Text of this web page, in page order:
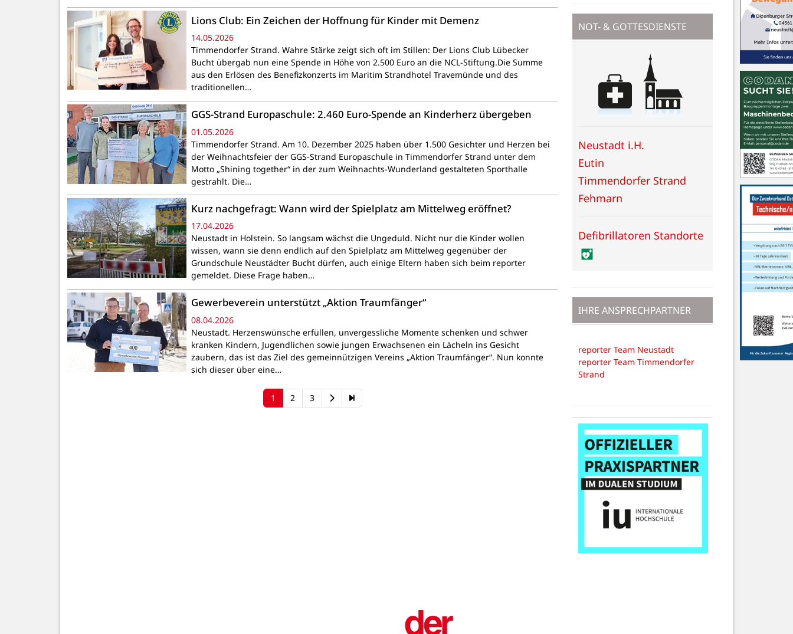
Lions Club: Ein Zeichen der Hoffnung für Kinder mit Demenz
14.05.2026
Timmendorfer Strand. Wahre Stärke zeigt sich oft im Stillen: Der Lions Club Lübecker
Bucht übergab nun eine Spende in Höhe von 2.500 Euro an die NCL-Stiftung.Die Summe
aus den Erlösen des Benefizkonzerts im Maritim Strandhotel Travemünde und des
traditionellen…
GGS-Strand Europaschule: 2.460 Euro-Spende an Kinderherz übergeben
01.05.2026
Timmendorfer Strand. Am 10. Dezember 2025 haben über 1.500 Gesichter und Herzen bei
der Weihnachtsfeier der GGS-Strand Europaschule in Timmendorfer Strand unter dem
Motto „Shining together“ in der zum Weihnachts-Wunderland gestalteten Sporthalle
gestrahlt. Die…
Kurz nachgefragt: Wann wird der Spielplatz am Mittelweg eröffnet?
17.04.2026
Neustadt in Holstein. So langsam wächst die Ungeduld. Nicht nur die Kinder wollen
wissen, wann sie denn endlich auf den Spielplatz am Mittelweg gegenüber der
Grundschule Neustädter Bucht dürfen, auch einige Eltern haben sich beim reporter
gemeldet. Diese Frage haben…
Gewerbeverein unterstützt „Aktion Traumfänger“
08.04.2026
Neustadt. Herzenswünsche erfüllen, unvergessliche Momente schenken und schwer
kranken Kindern, Jugendlichen sowie jungen Erwachsenen ein Lächeln ins Gesicht
zaubern, das ist das Ziel des gemeinnützigen Vereins „Aktion Traumfänger“. Nun konnte
sich dieser über eine…
1 2 3
NOT- & GOTTESDIENSTE
Neustadt i.H.
Eutin
Timmendorfer Strand
Fehmarn
Defibrillatoren Standorte
IHRE ANSPRECHPARTNER
reporter Team Neustadt
reporter Team Timmendorfer
Strand